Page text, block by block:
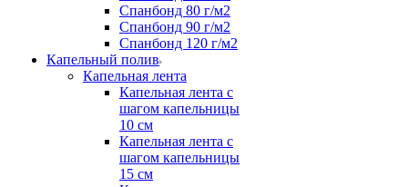
Спанбонд 80 г/м2
Спанбонд 90 г/м2
Спанбонд 120 г/м2
Капельный полив
Капельная лента
Капельная лента с
шагом капельницы
10 см
Капельная лента с
шагом капельницы
15 см